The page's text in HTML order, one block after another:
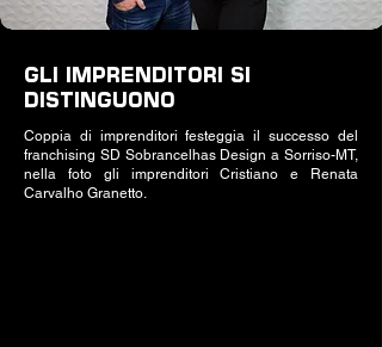
GLI IMPRENDITORI SI
DISTINGUONO
Coppia di imprenditori festeggia il successo del
franchising SD Sobrancelhas Design a Sorriso-MT,
nella foto gli imprenditori Cristiano e Renata
Carvalho Granetto.